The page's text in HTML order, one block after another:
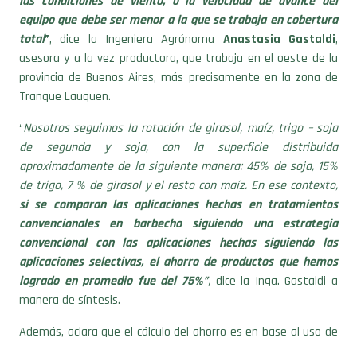
equipo que debe ser menor a la que se trabaja en cobertura
total”, dice la Ingeniera Agrónoma Anastasia Gastaldi,
asesora y a la vez productora, que trabaja en el oeste de la
provincia de Buenos Aires, más precisamente en la zona de
Tranque Lauquen.
“Nosotros seguimos la rotación de girasol, maíz, trigo – soja
de segunda y soja, con la superficie distribuida
aproximadamente de la siguiente manera: 45% de soja, 15%
de trigo, 7 % de girasol y el resto con maíz. En ese contexto,
si se comparan las aplicaciones hechas en tratamientos
convencionales en barbecho siguiendo una estrategia
convencional con las aplicaciones hechas siguiendo las
aplicaciones selectivas, el ahorro de productos que hemos
logrado en promedio fue del 75%”, dice la Inga. Gastaldi a
manera de síntesis.
Además, aclara que el cálculo del ahorro es en base al uso de